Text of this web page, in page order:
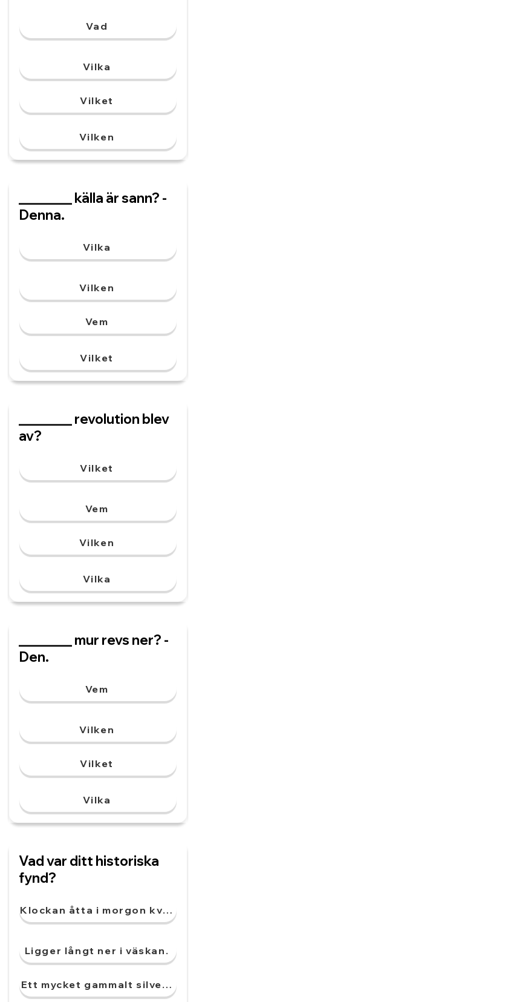
Vad
Vilka
Vilket
Vilken
________ källa är sann? -
Denna.
Vilka
Vilken
Vem
Vilket
________ revolution blev
av?
Vilket
Vem
Vilken
Vilka
________ mur revs ner? -
Den.
Vem
Vilken
Vilket
Vilka
Vad var ditt historiska
fynd?
Klockan åtta i morgon kväll.
Ligger långt ner i väskan.
Ett mycket gammalt silvermynt.